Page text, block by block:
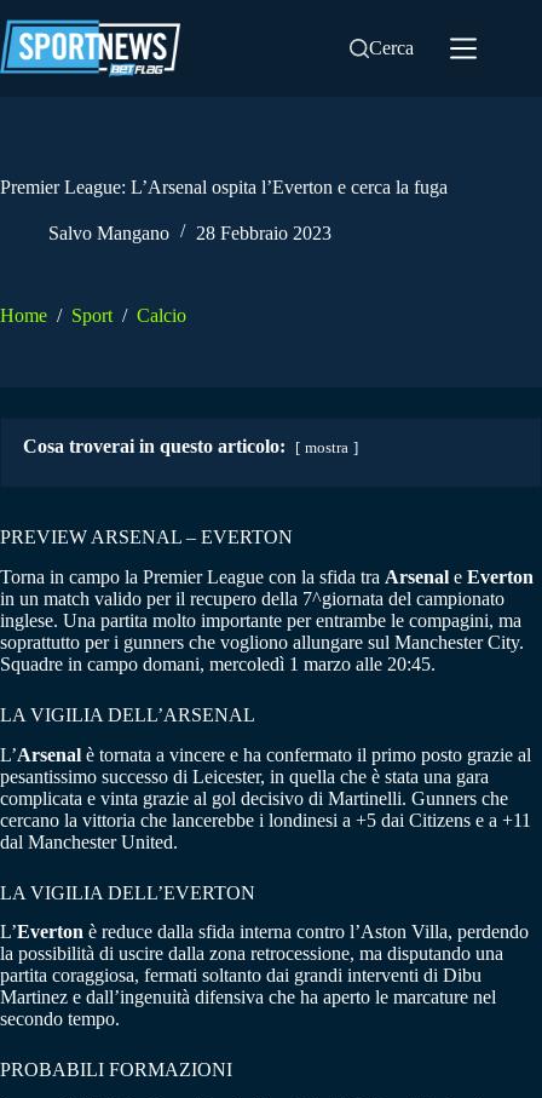
al
contenuto
Cerca
Premier League: L’Arsenal ospita l’Everton e cerca la fuga
Salvo Mangano 28 Febbraio 2023
Home / Sport / Calcio
Cosa troverai in questo articolo: mostra
PREVIEW ARSENAL – EVERTON
Torna in campo la Premier League con la sfida tra Arsenal e Everton
in un match valido per il recupero della 7^giornata del campionato
inglese. Una partita molto importante per entrambe le compagini, ma
soprattutto per i gunners che vogliono allungare sul Manchester City.
Squadre in campo domani, mercoledì 1 marzo alle 20:45.
LA VIGILIA DELL’ARSENAL
L’Arsenal è tornata a vincere e ha confermato il primo posto grazie al
pesantissimo successo di Leicester, in quella che è stata una gara
complicata e vinta grazie al gol decisivo di Martinelli. Gunners che
cercano la vittoria che lancerebbe i londinesi a +5 dai Citizens e a +11
dal Manchester United.
LA VIGILIA DELL’EVERTON
L’Everton è reduce dalla sfida interna contro l’Aston Villa, perdendo
la possibilità di uscire dalla zona retrocessione, ma disputando una
partita coraggiosa, fermati soltanto dai grandi interventi di Dibu
Martinez e dall’ingenuità difensiva che ha aperto le marcature nel
secondo tempo.
PROBABILI FORMAZIONI